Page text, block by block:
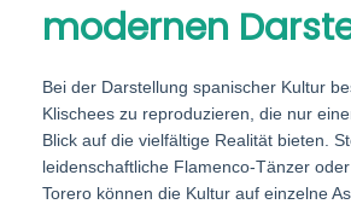
modernen
Bei der Darstellung spanischer Kultur
Klischees zu reproduzieren, die nur
Blick auf die vielfältige Realität bieten.
leidenschaftliche Flamenco-Tänzer
Torero können die Kultur auf einzelne